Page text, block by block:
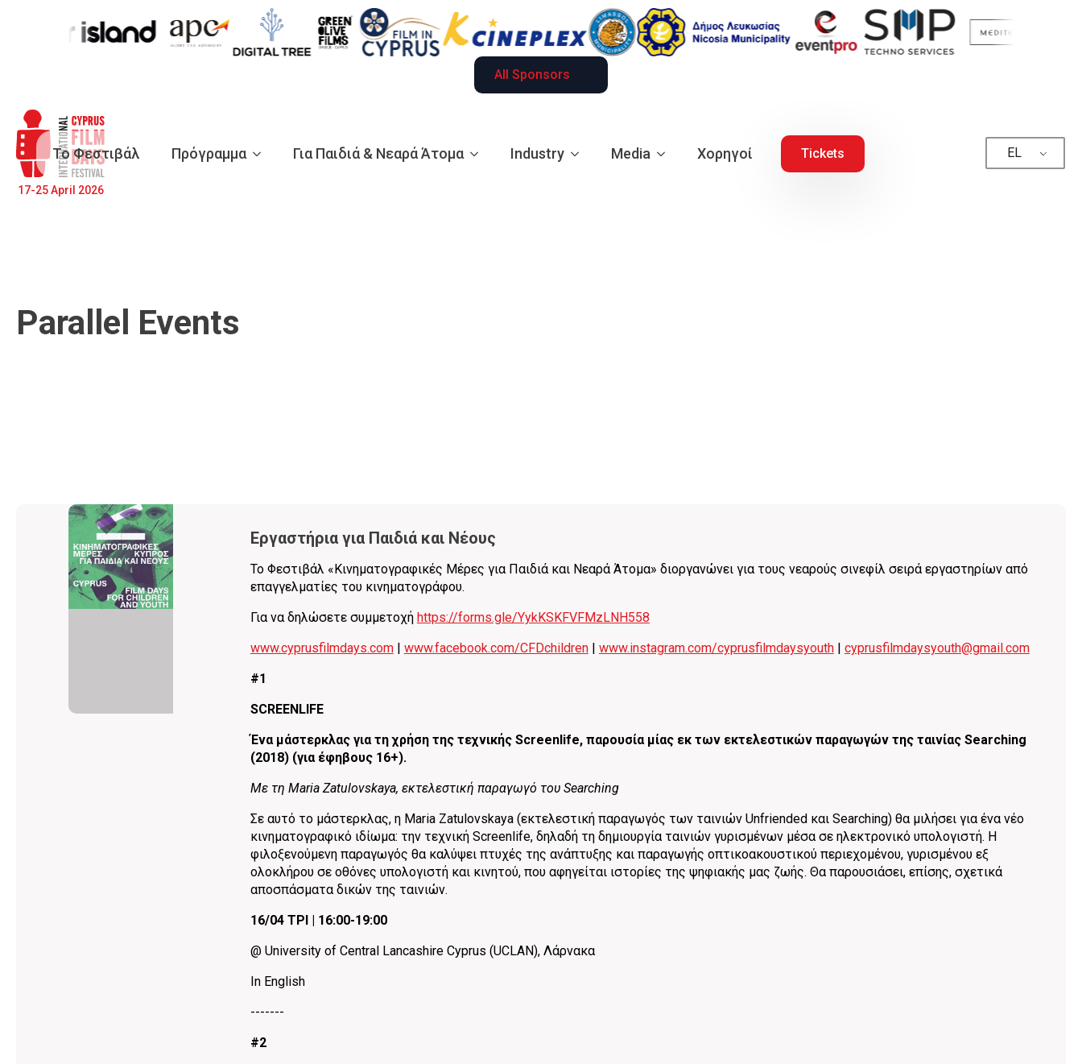
All Sponsors
17-25 April 2026
Το Φεστιβάλ Πρόγραμμα Για Παιδιά & Νεαρά Άτομα Industry Media Χορηγοί Tickets EL
Parallel Events
Εργαστήρια για Παιδιά και Νέους
Το Φεστιβάλ «Κινηματογραφικές Μέρες για Παιδιά και Νεαρά Άτομα» διοργανώνει για τους νεαρούς σινεφίλ σειρά εργαστηρίων από
επαγγελματίες του κινηματογράφου.
Για να δηλώσετε συμμετοχή https://forms.gle/YykKSKFVFMzLNH558
www.cyprusfilmdays.com| www.facebook.com/CFDchildren| www.instagram.com/cyprusfilmdaysyouth| cyprusfilmdaysyouth@gmail.com
#1
SCREENLIFE
Ένα μάστερκλας για τη χρήση της τεχνικής Screenlife, παρουσία μίας εκ των εκτελεστικών παραγωγών της ταινίας Searching
(2018) (για έφηβους 16+).
Με τη Maria Zatulovskaya, εκτελεστική παραγωγό του Searching
Σε αυτό το μάστερκλας, η Maria Zatulovskaya (εκτελεστική παραγωγός των ταινιών Unfriended και Searching) θα μιλήσει για ένα νέο
κινηματογραφικό ιδίωμα: την τεχνική Screenlife, δηλαδή τη δημιουργία ταινιών γυρισμένων μέσα σε ηλεκτρονικό υπολογιστή. Η
φιλοξενούμενη παραγωγός θα καλύψει πτυχές της ανάπτυξης και παραγωγής οπτικοακουστικού περιεχομένου, γυρισμένου εξ
ολοκλήρου σε οθόνες υπολογιστή και κινητού, που αφηγείται ιστορίες της ψηφιακής μας ζωής. Θα παρουσιάσει, επίσης, σχετικά
αποσπάσματα δικών της ταινιών.
16/04 ΤΡΙ | 16:00-19:00
@ University of Central Lancashire Cyprus (UCLAN), Λάρνακα
In English
-------
#2